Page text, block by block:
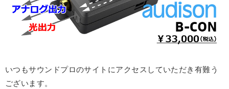
いつもサウンドプロのサイトにアクセスしていただき有難う
ございます。